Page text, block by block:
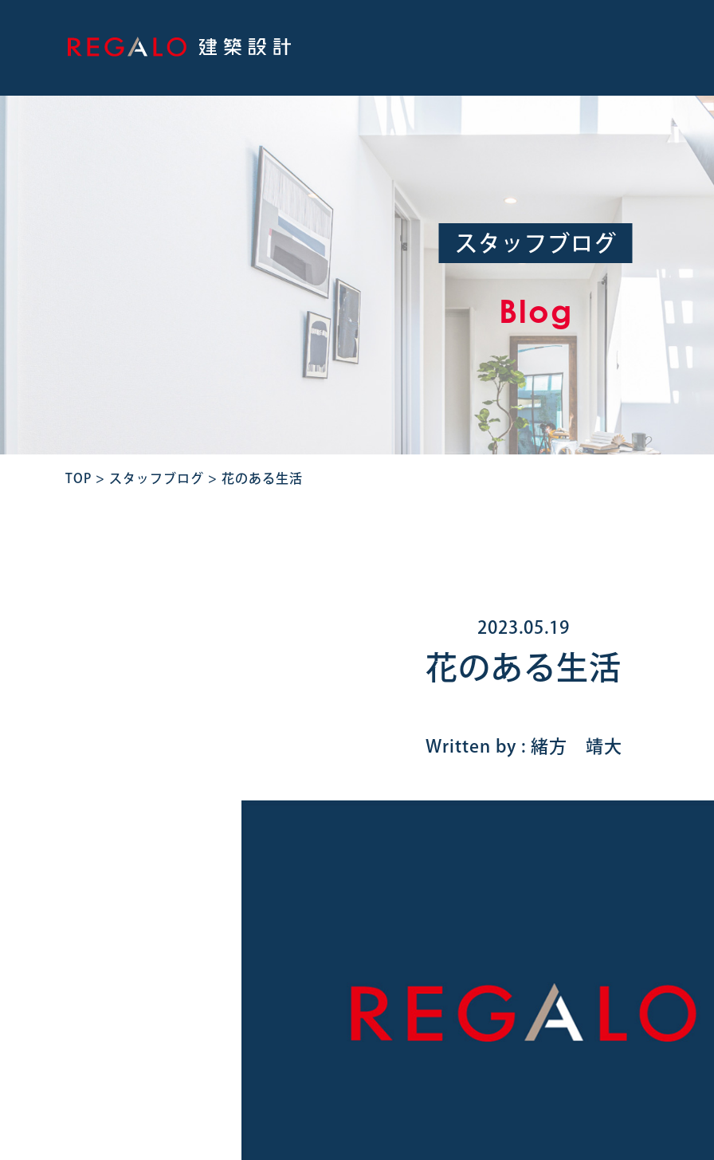
スタッフブログ
Blog
TOP > スタッフブログ > 花のある生活
2023.05.19
花のある生活
Written by : 緒方 靖大